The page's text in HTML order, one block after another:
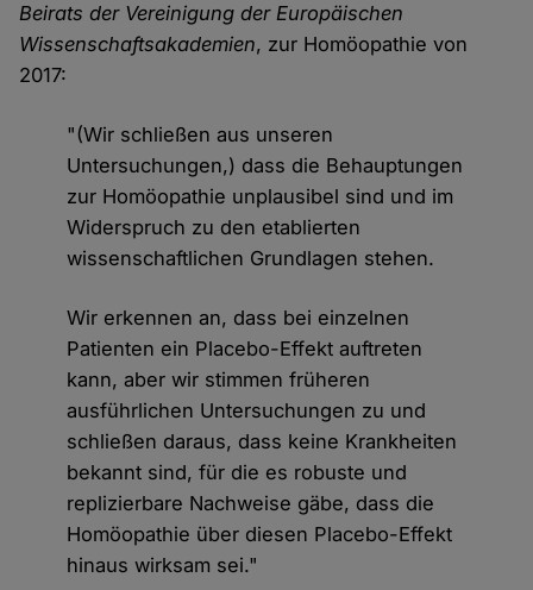
Beirats der Vereinigung der Europäischen
Wissenschaftsakademien, zur Homöopathie von
2017:
"(Wir schließen aus unseren
Untersuchungen,) dass die Behauptungen
zur Homöopathie unplausibel sind und im
Widerspruch zu den etablierten
wissenschaftlichen Grundlagen stehen.
Wir erkennen an, dass bei einzelnen
Patienten ein Placebo-Effekt auftreten
kann, aber wir stimmen früheren
ausführlichen Untersuchungen zu und
schließen daraus, dass keine Krankheiten
bekannt sind, für die es robuste und
replizierbare Nachweise gäbe, dass die
Homöopathie über diesen Placebo-Effekt
hinaus wirksam sei."